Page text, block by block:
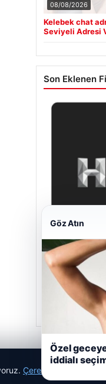
08/08/2026
Kelebek chat
Seviyeli Adresi
Son Eklenen
Enes Kaplan
28/04/2026
Çerez Politikamız
Göz Atın
Özel
iddialı